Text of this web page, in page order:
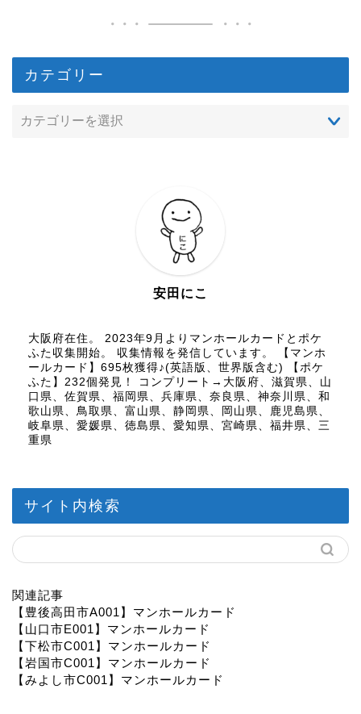
カテゴリー
安田にこ
大阪府在住。 2023年9月よりマンホールカードとポケ
ふた収集開始。 収集情報を発信しています。 【マンホ
ールカード】695枚獲得♪(英語版、世界版含む) 【ポケ
ふた】232個発見！ コンプリート→大阪府、滋賀県、山
口県、佐賀県、福岡県、兵庫県、奈良県、神奈川県、和
歌山県、鳥取県、富山県、静岡県、岡山県、鹿児島県、
岐阜県、愛媛県、徳島県、愛知県、宮崎県、福井県、三
重県
サイト内検索
関連記事
【豊後高田市A001】マンホールカード
【山口市E001】マンホールカード
【下松市C001】マンホールカード
【岩国市C001】マンホールカード
【みよし市C001】マンホールカード